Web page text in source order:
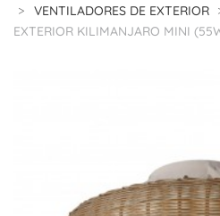
VENTILADORES DE EXTERIOR
EXTERIOR KILIMANJARO MINI